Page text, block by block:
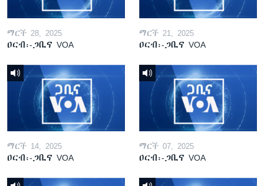
ማርች 28, 2025
ዐርብ፡-ጋቢና VOA
ማርች 21, 2025
ዐርብ፡-ጋቢና VOA
ማርች 14, 2025
ዐርብ፡-ጋቢና VOA
ማርች 07, 2025
ዐርብ፡-ጋቢና VOA